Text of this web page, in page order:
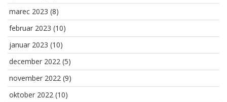
marec 2023 (8)
februar 2023 (10)
januar 2023 (10)
december 2022 (5)
november 2022 (9)
oktober 2022 (10)